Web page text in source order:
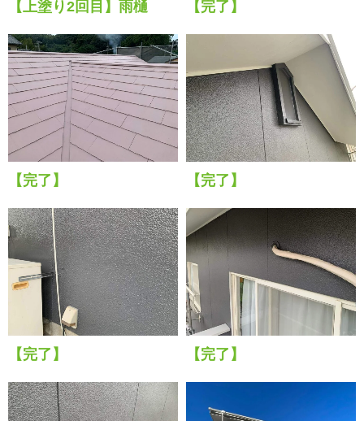
【上塗り2回目】雨樋 【完了】
【完了】 【完了】
【完了】 【完了】